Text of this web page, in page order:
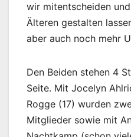
wir mitentscheiden
Älteren gestalten
aber auch noch mehr
Den Beiden stehen 4
Seite. Mit Jocelyn
Rogge (17) wurden
Mitglieder sowie mit